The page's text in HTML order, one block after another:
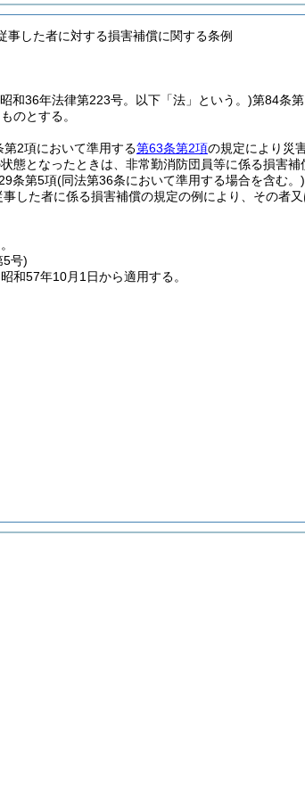
事した者に対する損害補償に関する条例
和36年法律第223号。以下「法」という。)第84条
のとする。
2項において準用する第63条第2項の規定により災
態となったときは、非常勤消防団員等に係る損害
条第5項(同法第36条において準用する場合を含む。)
した者に係る損害補償の規定の例により、その者
5号)
和57年10月1日から適用する。